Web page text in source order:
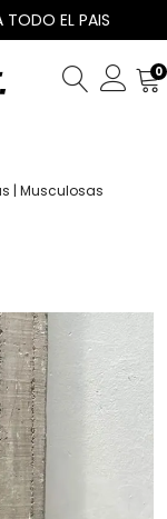
EL PAIS
0
| Musculosas